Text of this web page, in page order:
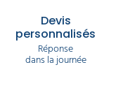
Devis
personnalisés
Réponse
dans la journée